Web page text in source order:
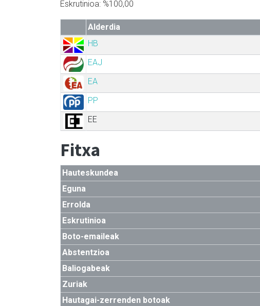
Eskrutinioa: %100,00
Alderdia
HB
EAJ
EA
PP
EE
Fitxa
Hauteskundea
Eguna
Errolda
Eskrutinioa
Boto-emaileak
Abstentzioa
Baliogabeak
Zuriak
Hautagai-zerrenden botoak